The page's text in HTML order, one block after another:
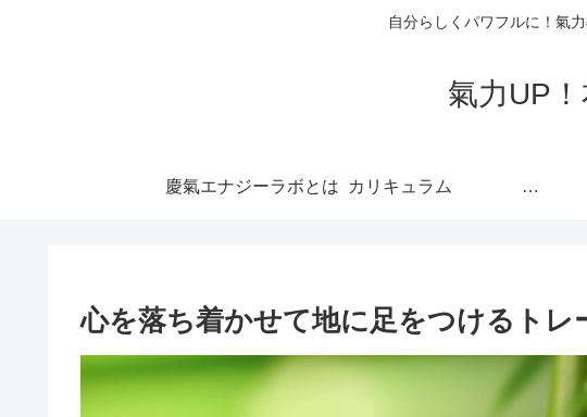
自分らしくパワフルに！氣
氣力UP
慶氣エナジーラボとは カリキュラム 人生の主導権を取り戻し「真の自己」へ至る魂の覚醒プロセス
心を落ち着かせて地に足をつけるトレ